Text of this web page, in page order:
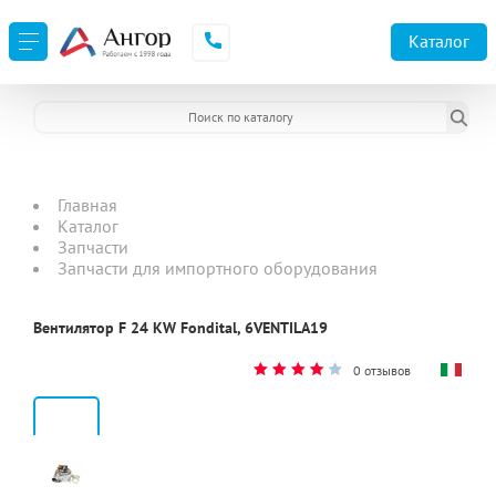
Каталог
Главная
Каталог
Запчасти
Запчасти для импортного оборудования
Вентилятор F 24 KW Fondital, 6VENTILA19
0 отзывов